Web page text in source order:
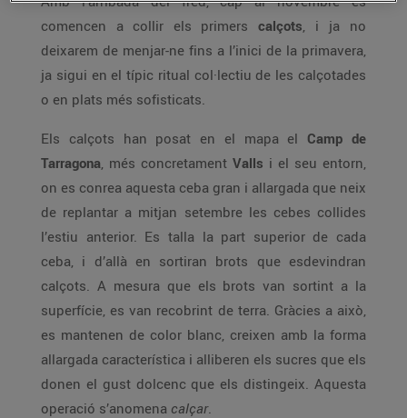
comencen a collir els primers calçots, i ja no
deixarem de menjar-ne fins a l’inici de la primavera,
ja sigui en el típic ritual col·lectiu de les calçotades
o en plats més sofisticats.
Els calçots han posat en el mapa el Camp de
Tarragona, més concretament Valls i el seu entorn,
on es conrea aquesta ceba gran i allargada que neix
de replantar a mitjan setembre les cebes collides
l’estiu anterior. Es talla la part superior de cada
ceba, i d’allà en sortiran brots que esdevindran
calçots. A mesura que els brots van sortint a la
superfície, es van recobrint de terra. Gràcies a això,
es mantenen de color blanc, creixen amb la forma
allargada característica i alliberen els sucres que els
donen el gust dolcenc que els distingeix. Aquesta
operació s’anomena calçar.